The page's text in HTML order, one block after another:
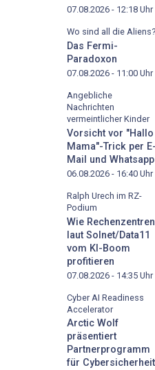
07.08.2026 - 12:18 Uhr
Wo sind all die Aliens?
Das Fermi-
Paradoxon
07.08.2026 - 11:00 Uhr
Angebliche
Nachrichten
vermeintlicher Kinder
Vorsicht vor "Hallo
Mama"-Trick per
Mail und Whatsapp
06.08.2026 - 16:40 Uhr
Ralph Urech im RZ-
Podium
Wie Rechenzentren
laut Solnet/Data11
vom KI-Boom
profitieren
07.08.2026 - 14:35 Uhr
Cyber AI Readiness
Accelerator
Arctic Wolf
präsentiert
Partnerprogramm
für Cybersicherheit